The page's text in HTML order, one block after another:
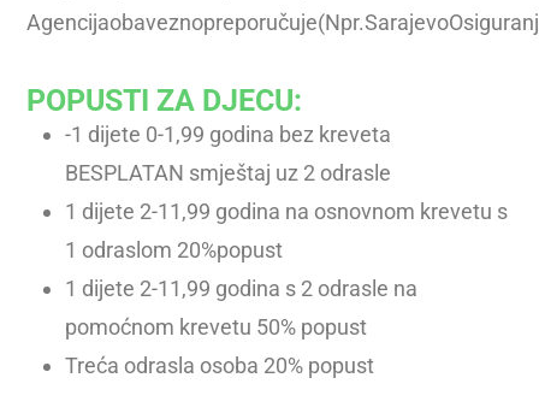
POPUSTI ZA DJECU:
-1 dijete 0-1,99 godina bez kreveta
BESPLATAN smještaj uz 2 odrasle
1 dijete 2-11,99 godina na osnovnom krevetu s
1 odraslom 20%popust
1 dijete 2-11,99 godina s 2 odrasle na
pomoćnom krevetu 50% popust
Treća odrasla osoba 20% popust